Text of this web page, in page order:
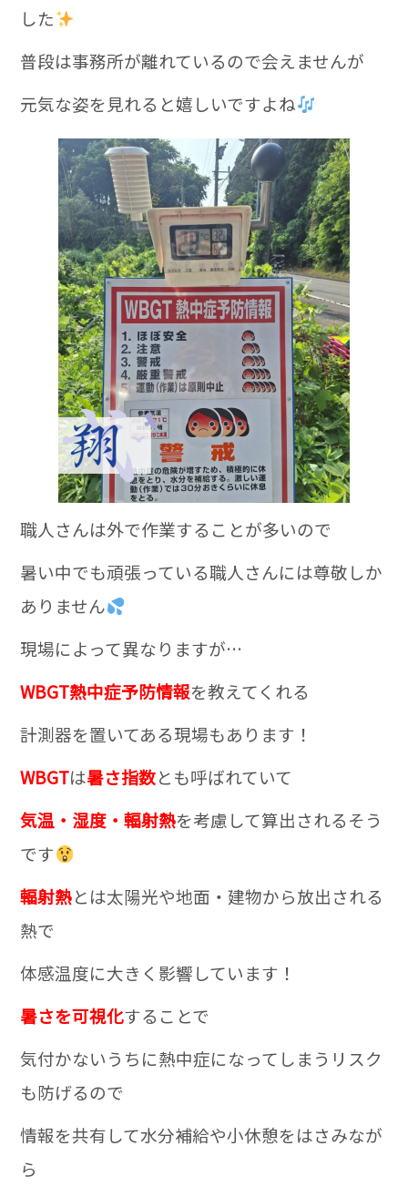
した
普段は事務所が離れているので会えませんが
元気な姿を見れると嬉しいですよね
職人さんは外で作業することが多いので
暑い中でも頑張っている職人さんには尊敬しか
ありません
現場によって異なりますが…
WBGT熱中症予防情報を教えてくれる
計測器を置いてある現場もあります！
WBGTは暑さ指数とも呼ばれていて
気温・湿度・輻射熱を考慮して算出されるそう
です
輻射熱とは太陽光や地面・建物から放出される
熱で
体感温度に大きく影響しています！
暑さを可視化することで
気付かないうちに熱中症になってしまうリスク
も防げるので
情報を共有して水分補給や小休憩をはさみなが
ら